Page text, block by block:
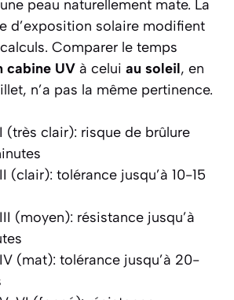
peau naturellement mate. La
d’exposition solaire modifient
Comparer le temps
cabine UV à celui au soleil, en
n’a pas la même pertinence.
(très clair): risque de brûlure
(clair): tolérance jusqu’à 10-15
(moyen): résistance jusqu’à
(mat): tolérance jusqu’à 20-